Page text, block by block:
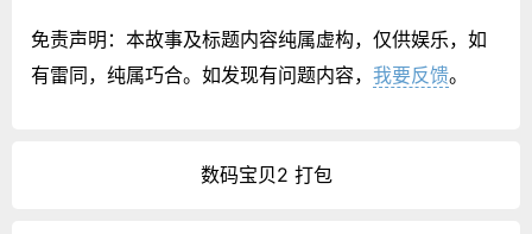
免责声明：本故事及标题内容纯属虚构，仅供娱乐，如
有雷同，纯属巧合。如发现有问题内容， 我要反馈。
数码宝贝2 打包